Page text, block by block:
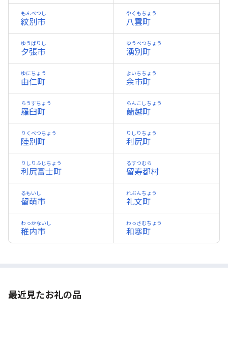
紋別市
もんべつし
八雲町
やくもちょう
夕張市
ゆうばりし
湧別町
ゆうべつちょう
由仁町
ゆにちょう
余市町
よいちちょう
羅臼町
らうすちょう
蘭越町
らんこしちょう
陸別町
りくべつちょう
利尻町
りしりちょう
利尻富士町
りしりふじちょう
留寿都村
るすつむら
留萌市
るもいし
礼文町
れぶんちょう
稚内市
わっかないし
和寒町
わっさむちょう
最近見たお礼の品